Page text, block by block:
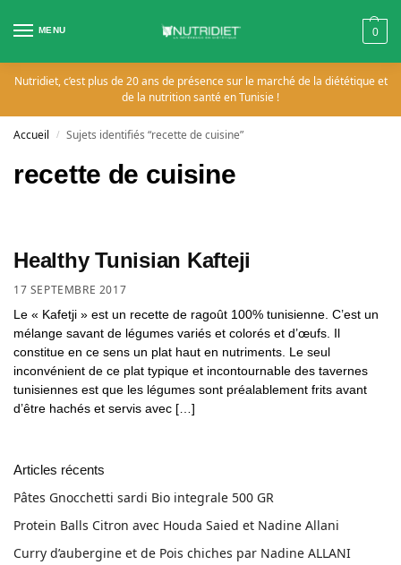
MENU 0
Nutridiet, c’est plus de 20 ans de présence sur le marché de la diététique et
de la nutrition santé en Tunisie !
Accueil / Sujets identifiés “recette de cuisine”
recette de cuisine
Healthy Tunisian Kafteji
17 SEPTEMBRE 2017
Le « Kafetji » est un recette de ragoût 100% tunisienne. C’est un
mélange savant de légumes variés et colorés et d’œufs. Il
constitue en ce sens un plat haut en nutriments. Le seul
inconvénient de ce plat typique et incontournable des tavernes
tunisiennes est que les légumes sont préalablement frits avant
d’être hachés et servis avec […]
Articles récents
Pâtes Gnocchetti sardi Bio integrale 500 GR
Protein Balls Citron avec Houda Saied et Nadine Allani
Curry d’aubergine et de Pois chiches par Nadine ALLANI